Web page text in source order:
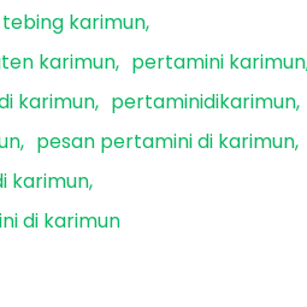
karimun
karimun
pertamini karimun
karimun
pertaminidikarimun
pesan pertamini di karimun
karimun
di karimun